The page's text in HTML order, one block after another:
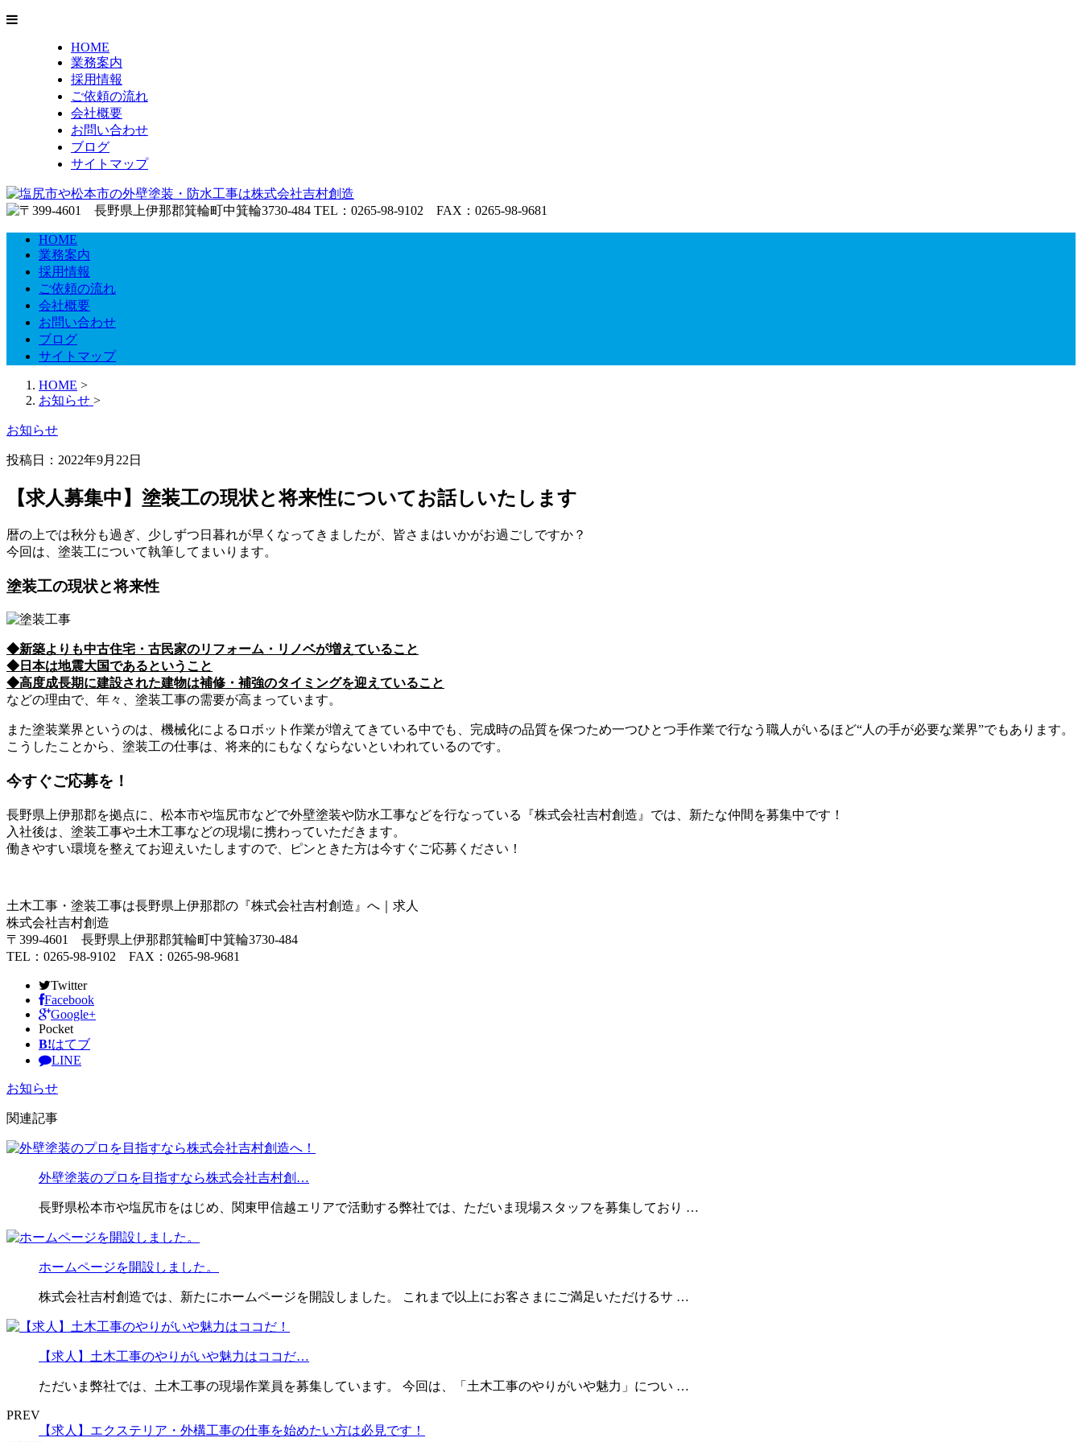
HOME
業務案内
採用情報
ご依頼の流れ
会社概要
お問い合わせ
ブログ
サイトマップ
HOME
業務案内
採用情報
ご依頼の流れ
会社概要
お問い合わせ
ブログ
サイトマップ
HOME >
お知らせ >
お知らせ
投稿日：2022年9月22日
【求人募集中】塗装工の現状と将来性についてお話しいたします
暦の上では秋分も過ぎ、少しずつ日暮れが早くなってきましたが、皆さまはいかがお過ごしですか？
今回は、塗装工について執筆してまいります。
塗装工の現状と将来性
◆新築よりも中古住宅・古民家のリフォーム・リノベが増えていること
◆日本は地震大国であるということ
◆高度成長期に建設された建物は補修・補強のタイミングを迎えていること
などの理由で、年々、塗装工事の需要が高まっています。
また塗装業界というのは、機械化によるロボット作業が増えてきている中でも、完成時の品質を保つため一つひとつ手作業で行なう職人がいるほど“人の手が必要な業界”でもあります。
こうしたことから、塗装工の仕事は、将来的にもなくならないといわれているのです。
今すぐご応募を！
長野県上伊那郡を拠点に、松本市や塩尻市などで外壁塗装や防水工事などを行なっている『株式会社吉村創造』では、新たな仲間を募集中です！
入社後は、塗装工事や土木工事などの現場に携わっていただきます。
働きやすい環境を整えてお迎えいたしますので、ピンときた方は今すぐご応募ください！
土木工事・塗装工事は長野県上伊那郡の『株式会社吉村創造』へ｜求人
株式会社吉村創造
〒399-4601 長野県上伊那郡箕輪町中箕輪3730-484
TEL：0265-98-9102 FAX：0265-98-9681
Twitter
Facebook
Google+
Pocket
B!はてブ
LINE
お知らせ
関連記事
外壁塗装のプロを目指すなら株式会社吉村創…
長野県松本市や塩尻市をはじめ、関東甲信越エリアで活動する弊社では、ただいま現場スタッフを募集しており …
ホームページを開設しました。
株式会社吉村創造では、新たにホームページを開設しました。 これまで以上にお客さまにご満足いただけるサ …
【求人】土木工事のやりがいや魅力はココだ…
ただいま弊社では、土木工事の現場作業員を募集しています。 今回は、「土木工事のやりがいや魅力」につい …
PREV
【求人】エクステリア・外構工事の仕事を始めたい方は必見です！